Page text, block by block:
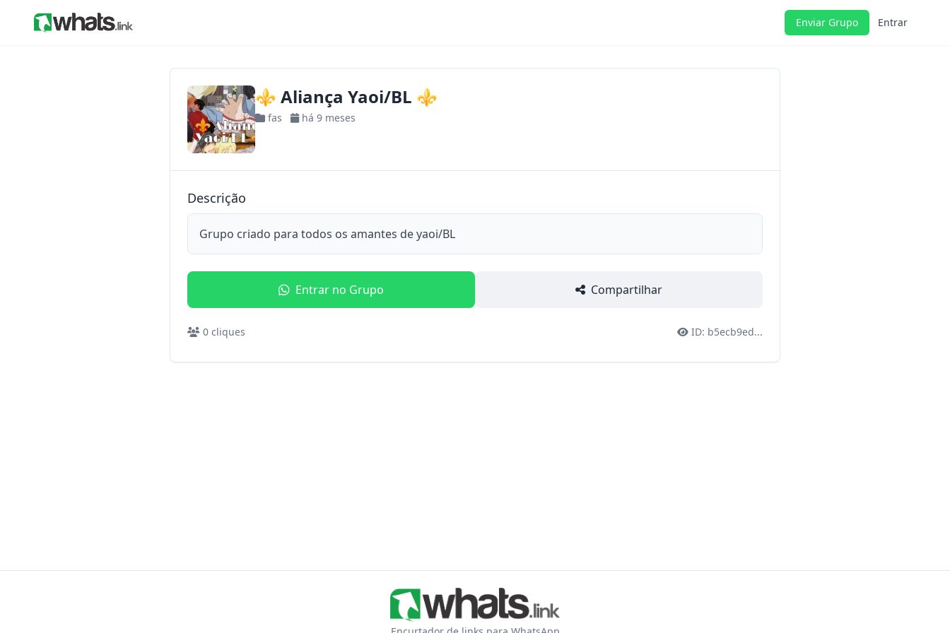
Enviar Grupo Entrar
⚜️ Aliança Yaoi/BL ⚜️
fas há 9 meses
Descrição
Grupo criado para todos os amantes de yaoi/BL
Entrar no Grupo Compartilhar
0 cliques ID: b5ecb9ed...